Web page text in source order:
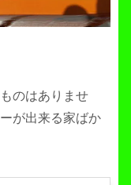
のはありませ
が出来る家ばか